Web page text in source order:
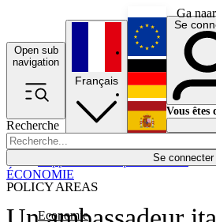
Ga
Open sub
navigation
Recherche
Se connecter
POLICY AREAS
Economie
Économie
Français
English
Deutsch
Español
Se
Vous êtes
ÉCONOMIE